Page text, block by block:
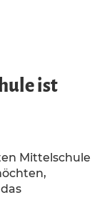
ist
Mittelschule